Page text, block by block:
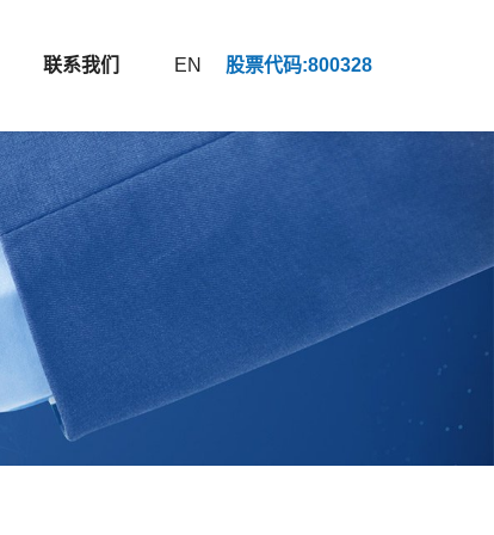
联系我们 EN 股票代码:800328